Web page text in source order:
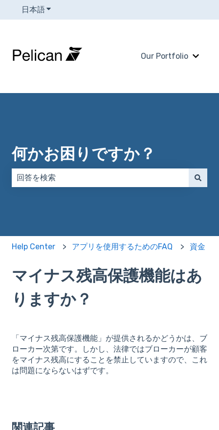
日本語翻訳のサブメニューを表示
Our Portfolio
Our
何かお困りですか？
Help Center アプリを使用するためのFAQ 資金
マイナス残高保護機能はあ
りますか？
「マイナス残高保護機能」が提供されるかどうかは、ブ
ローカー次第です。しかし、法律ではブローカーが顧客
をマイナス残高にすることを禁止していますので、これ
は問題にならないはずです。
関連記事